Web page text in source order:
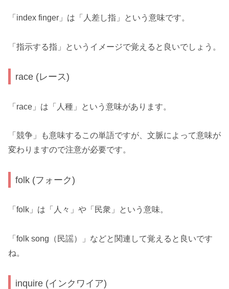
「index finger」は「人差し指」という意味です。
「指示する指」というイメージで覚えると良いでしょう。
race (レース)
「race」は「人種」という意味があります。
「競争」も意味するこの単語ですが、文脈によって意味が
変わりますので注意が必要です。
folk (フォーク)
「folk」は「人々」や「民衆」という意味。
「folk song（民謡）」などと関連して覚えると良いです
ね。
inquire (インクワイア)